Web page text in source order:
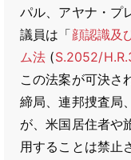
パル、アヤナ・プ
議員は「顔認識及
ム法 (S.2052/
この法案が可決さ
締局、連邦捜査局
が、米国居住者や
用することは禁止